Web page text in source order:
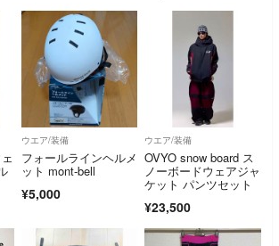
ウエア/装備
フォールラインヘルメ
ット mont-bell
¥5,000
ウエア/装備
OVYO snow board ス
ノーボードウェアジャ
ケット パンツセット
¥23,500